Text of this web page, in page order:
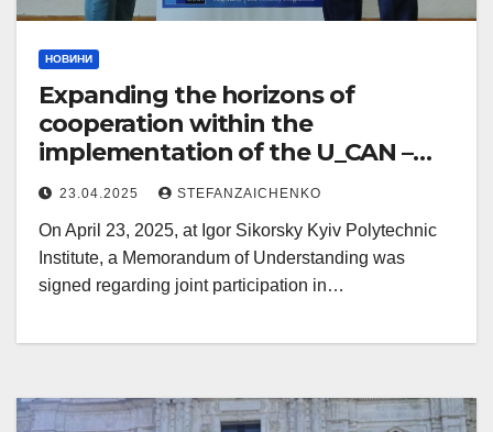
НОВИНИ
Expanding the horizons of
cooperation within the
implementation of the U_CAN –
Towards Ukrainian Carbon Neutral
Cities project (HORIZON-MISS-
2023-CIT-02 – Associating
Ukrainian cities to the climate-
neutral and smart cities mission)
23.04.2025 STEFANZAICHENKO
On April 23, 2025, at Igor Sikorsky Kyiv Polytechnic
Institute, a Memorandum of Understanding was
signed regarding joint participation in…